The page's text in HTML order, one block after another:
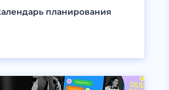
планирования